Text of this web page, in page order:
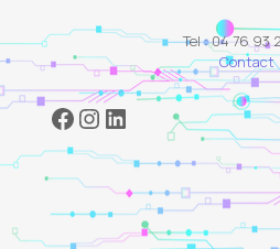
Tel : 04 76 93
Contact
Facebook
Instagram
LinkedIn